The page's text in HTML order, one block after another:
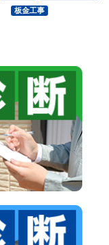
板金工事